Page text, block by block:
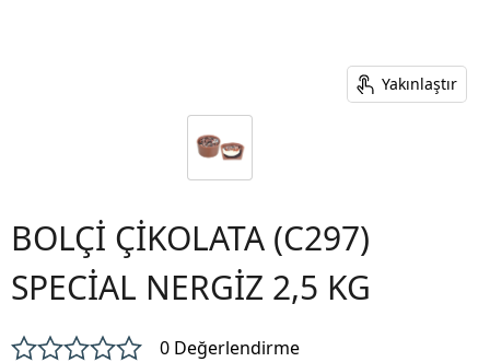
Yakınlaştır
BOLÇİ ÇİKOLATA (C297)
SPECİAL NERGİZ 2,5 KG
0 Değerlendirme